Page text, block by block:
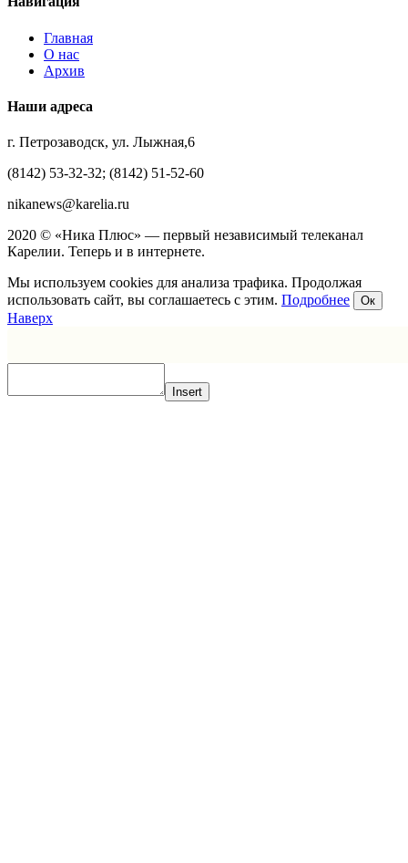
Главная
О нас
Архив
Наши адреса
г. Петрозаводск, ул. Лыжная,6
(8142) 53-32-32; (8142) 51-52-60
nikanews@karelia.ru
2020 © «Ника Плюс» — первый независимый телеканал
Карелии. Теперь и в интернете.
Мы используем cookies для анализа трафика. Продолжая
использовать сайт, вы соглашаетесь с этим. Подробнее Ок
Наверх
Insert